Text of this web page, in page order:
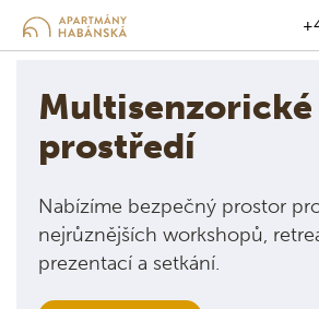
Multisenzorické
prostředí
Nabízíme bezpečný prostor
nejrůznějších workshopů,
prezentací a setkání.